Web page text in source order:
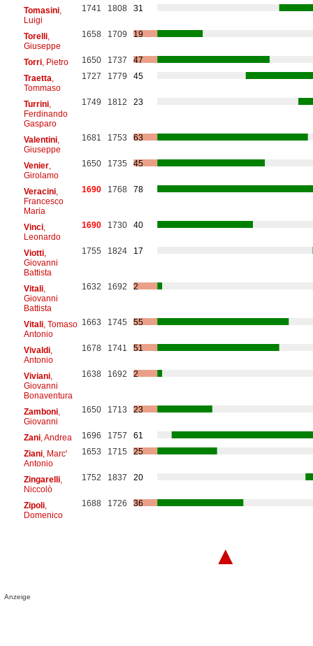
Tomasini,
Luigi
1741 1808 31
Torelli,
Giuseppe
1658 1709 19
Torri, Pietro 1650 1737
47
Traetta
Tommaso
1727 1779 45
Turrini,
Ferdinando
Gasparo
1749 1812 23
Valentini,
Giuseppe
1681 1753 63
Venier,
Girolamo
1650 1735 45
Veracini,
Francesco
Maria
1690 1768 78
Vinci,
Leonardo
1690 1730 40
Viotti,
Giovanni
Battista
1755 1824 17
Vitali,
Giovanni
Battista
1632 1692 2
Vitali, Tomaso
Antonio
1663 1745 55
Vivaldi,
Antonio
1678 1741 51
Viviani,
Giovanni
Bonaventura
1638 1692 2
Zamboni,
Giovanni
1650 1713 23
Zani, Andrea 1696 1757
61
Ziani, Marc'
Antonio
1653 1715 25
Zingarelli,
Niccolò
1752 1837 20
Zipoli,
Domenico
1688 1726 36
▲
Anzeige